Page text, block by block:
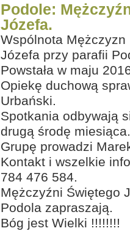
Podole:
Józefa.
Wspólnota Mężczyzn
Józefa przy parafii
Powstała w maju
Opiekę duchową
Urbański.
Spotkania odbywają
drugą środę miesiąca.
Grupę prowadzi
Kontakt i wszelkie
784 476 584.
Mężczyźni Świętego
Podola zapraszają.
Bóg jest Wielki !!!!!!!!